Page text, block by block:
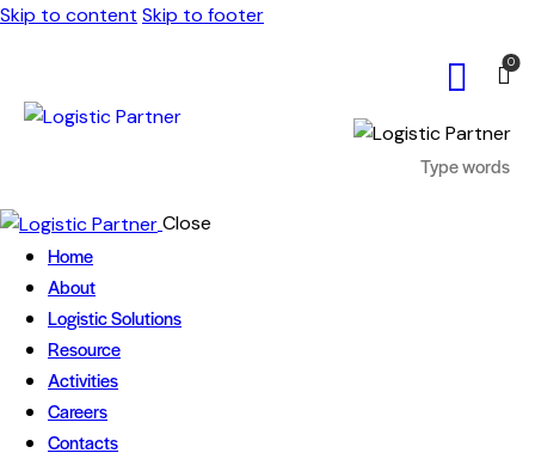
Skip to content Skip to footer
0
Close
Home
About
Logistic Solutions
Resource
Activities
Careers
Contacts